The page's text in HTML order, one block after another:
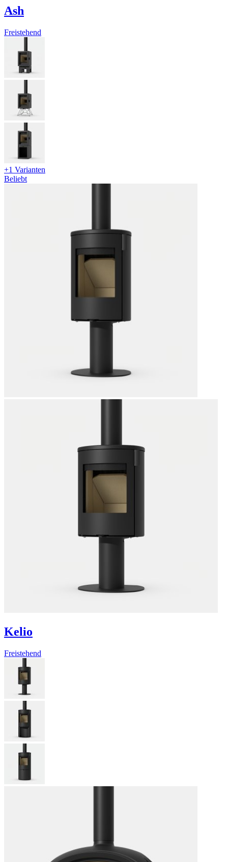
Ash
Freistehend
+1 Varianten
Beliebt
Kelio
Freistehend